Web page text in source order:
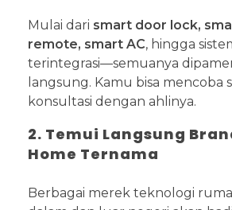
Mulai dari smart door lock,
remote, smart AC, hingga
terintegrasi—semuanya
langsung. Kamu bisa mencoba
konsultasi dengan ahlinya.
2. Temui Langsung
Home Ternama
Berbagai merek teknologi